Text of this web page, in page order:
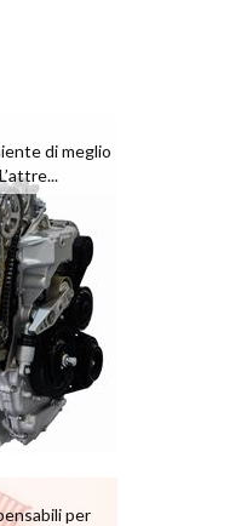
di meglio
per